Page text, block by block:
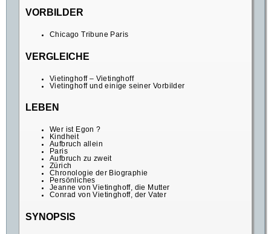
VORBILDER
Chicago Tribune Paris
VERGLEICHE
Vietinghoff – Vietinghoff
Vietinghoff und einige seiner Vorbilder
LEBEN
Wer ist Egon ?
Kindheit
Aufbruch allein
Paris
Aufbruch zu zweit
Zürich
Chronologie der Biographie
Persönliches
Jeanne von Vietinghoff, die Mutter
Conrad von Vietinghoff, der Vater
SYNOPSIS